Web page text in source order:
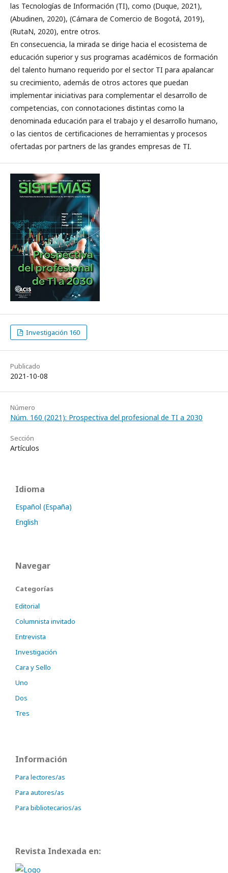
las Tecnologías de Información (TI), como (Duque, 2021),
(Abudinen, 2020), (Cámara de Comercio de Bogotá, 2019),
(RutaN, 2020), entre otros.
En consecuencia, la mirada se dirige hacia el ecosistema de
educación superior y sus programas académicos de formación
del talento humano requerido por el sector TI para apalancar
su crecimiento, además de otros actores que puedan
implementar iniciativas para complementar el desarrollo de
competencias, con connotaciones distintas como la
denominada educación para el trabajo y el desarrollo humano,
o las cientos de certificaciones de herramientas y procesos
ofertadas por partners de las grandes empresas de TI.
Investigación 160
Publicado
2021-10-08
Número
Núm. 160 (2021): Prospectiva del profesional de TI a 2030
Sección
Artículos
Idioma
Español (España)
English
Navegar
Categorías
Editorial
Columnista invitado
Entrevista
Investigación
Cara y Sello
Uno
Dos
Tres
Información
Para lectores/as
Para autores/as
Para bibliotecarios/as
Revista Indexada en: